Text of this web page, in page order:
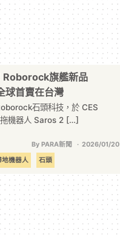
Roborock旗艦新品
球首賣在台灣
石頭科技，於 CES
機器人 Saros 2 […]
By PARA新聞
2026/01/20
地機器人 石頭